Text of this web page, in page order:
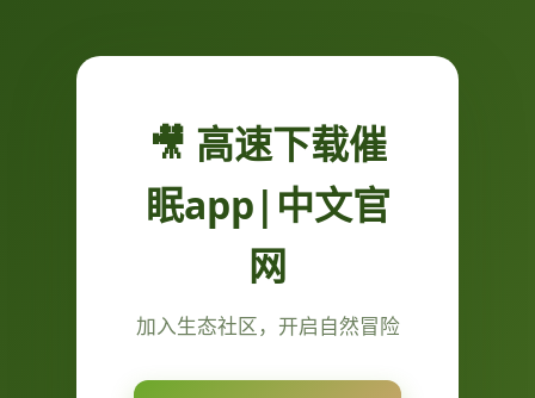
🎥 高速下载催
眠app|中文官
网
加入生态社区，开启自然冒险